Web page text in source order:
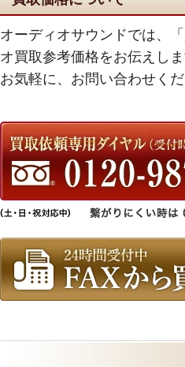
オーディオサウンドでは、
オ買取参考価格をお伝えしま
お気軽に、お問い合わせくだ